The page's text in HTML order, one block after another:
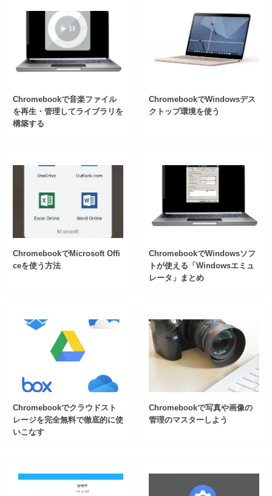
Chromebookで音楽ファイル
を再生・管理してライブラリを
構築する
ChromebookでWindowsデス
クトップ環境を使う
ChromebookでMicrosoft Offi
ceを使う方法
ChromebookでWindowsソフ
トが使える「Windowsエミュ
レータ」まとめ
Chromebookでクラウドスト
レージを完全無料で徹底的に使
いこなす
Chromebookで写真や画像の
管理のマスターしよう